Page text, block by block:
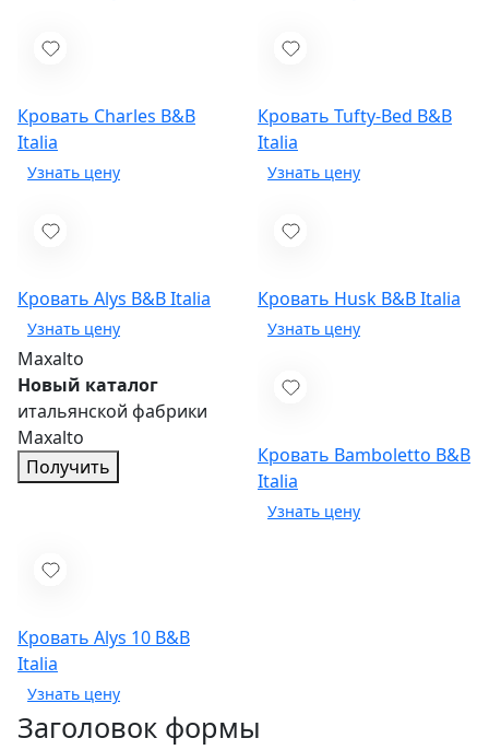
Кровать Charles B&B
Italia
Кровать Tufty-Bed B&B
Italia
Кровать Alys B&B Italia Кровать Husk B&B Italia
Maxalto
Новый каталог
итальянской фабрики
Maxalto
Получить
Кровать Bamboletto B&B
Italia
Кровать Alys 10 B&B
Italia
Заголовок формы